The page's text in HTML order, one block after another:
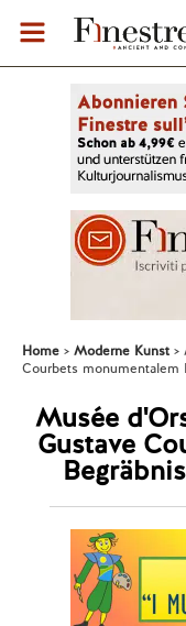
Home Moderne Kunst
Courbets monumentalem
Musée
Gustave